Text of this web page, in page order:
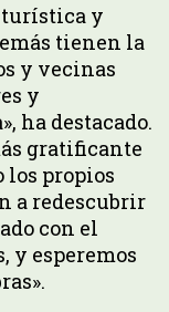
turística y
tienen la
y vecinas
y
ha destacado.
gratificante
los propios
a redescubrir
con el
y esperemos